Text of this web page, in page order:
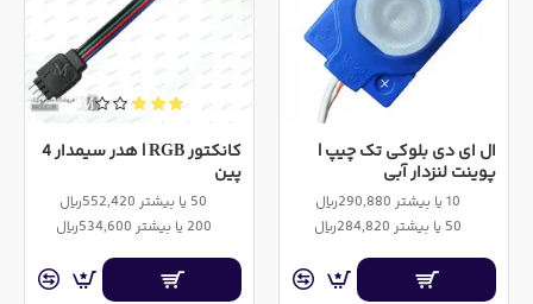
ال ای دی بلوکی تک چیپ |
پوینت لنزدار آبی
10 یا بیشتر 290,880ریال
50 یا بیشتر 284,820ریال
کانکتور RGB | هدر سیمدار 4
پین
50 یا بیشتر 552,420ریال
200 یا بیشتر 534,600ریال